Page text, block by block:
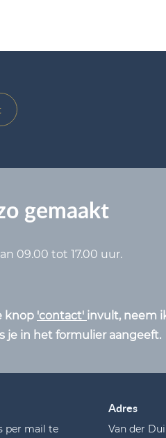
gemaakt
09.00 tot 17.00 uur.
knop 'contact' invult, neem
je in het formulier aangeeft.
per mail te
Adres
Van der